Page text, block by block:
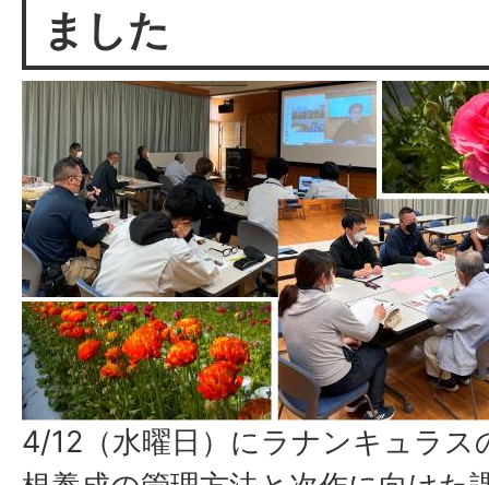
ました
4/12（水曜日）にラナンキュラス